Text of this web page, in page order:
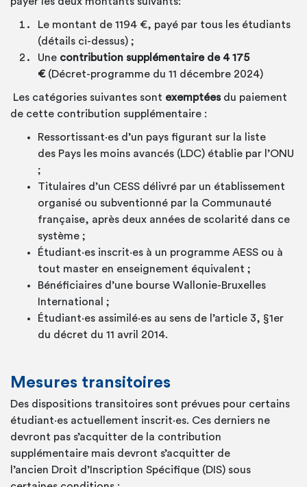
Le montant de 1194 €, payé par tous les étudiants
(détails ci-dessus) ;
Une contribution supplémentaire de 4 175
€(Décret-programme du 11 décembre 2024)
Les catégories suivantes sont exemptéesdu paiement
de cette contribution supplémentaire :
Ressortissant·es d’un pays figurant sur la liste
des Pays les moins avancés (LDC) établie par l’ONU
;
Titulaires d’un CESS délivré par un établissement
organisé ou subventionné par la Communauté
française, après deux années de scolarité dans ce
système ;
Étudiant·es inscrit·es à un programme AESS ou à
tout master en enseignement équivalent ;
Bénéficiaires d’une bourse Wallonie-Bruxelles
International ;
Étudiant·es assimilé·es au sens de l’article 3, §1er
du décret du 11 avril 2014.
Mesures transitoires
Des dispositions transitoires sont prévues pour certains
étudiant·es actuellement inscrit·es. Ces derniers ne
devront pas s’acquitter de la contribution
supplémentaire mais devront s’acquitter de
l’ancien Droit d’Inscription Spécifique (DIS) sous